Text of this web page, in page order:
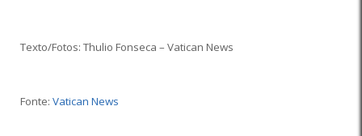
Texto/Fotos: Thulio Fonseca – Vatican News
Fonte: Vatican News